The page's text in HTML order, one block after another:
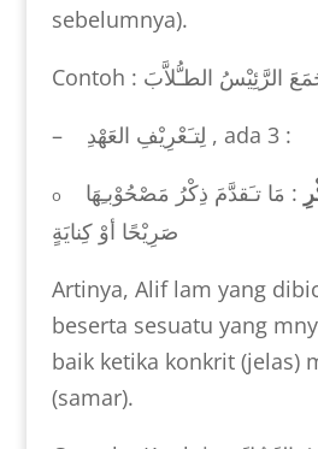
sebelumnya).
Contoh : الرَّئِيْسُ الطـُّلاَّبَ
– لِتـَعْرِيْفِ العَهْدِ , ada 3 :
o
: مَا تـَقدَّمَ ذِكْرُ مَصْحُوْبـِهَا
صَرِيْحًا أوْ كِنايَةٍ
Artinya, Alif lam yang
beserta sesuatu yang
baik ketika konkrit (jelas)
(samar).